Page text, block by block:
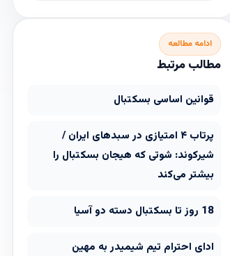
ادامه مطالعه
مطالب مرتبط
قوانین اساسی بسکتبال
پرتاب ۴ امتیازی در سبدهای ایران /
شیرکوند: شوتی که هیجان بسکتبال را
بیشتر می‌کند
18 روز تا بسکتبال دسته دو آسیا
ادای احترام تیم شیمیدر به مهین